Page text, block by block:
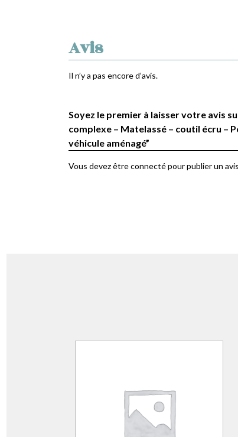
Avis
Il n’y a pas encore d’avis.
Soyez le premier à laisser votre avis
complexe – Matelassé – coutil écru –
véhicule aménagé”
Vous devez êtreconnectépour publier un